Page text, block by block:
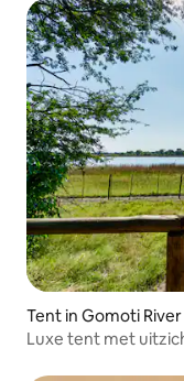
Tent in Gomoti River
Luxe tent met